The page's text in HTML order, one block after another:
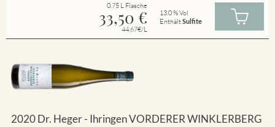
0.75 L Flasche
33,50 €
44.67€/L
13.0 % Vol
EnthältSulfite
2020 Dr. Heger - Ihringen VORDERER WINKLERBERG